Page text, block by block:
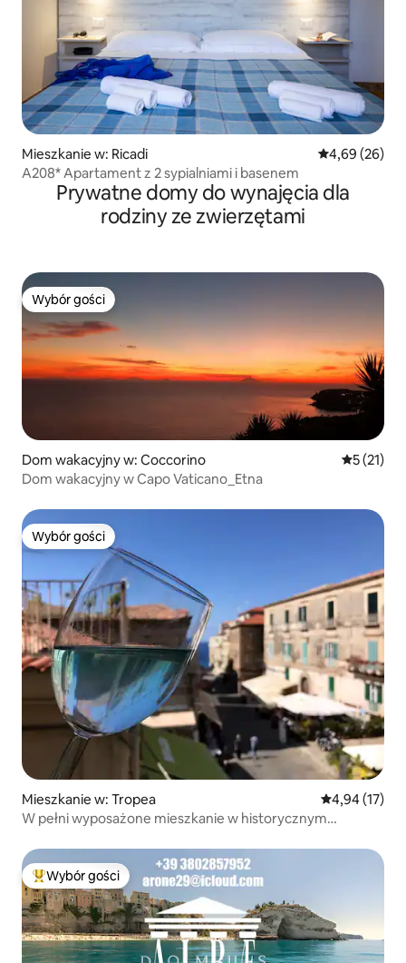
Mieszkanie w: Ricadi Średnia
4,69 (26)
A208* Apartament z 2 sypialniami i basenem
Prywatne domy do wynajęcia dla
rodziny ze zwierzętami
Wybór gości
Wybór gości
Dom wakacyjny w: Coccorino Średnia
5 (21)
Dom wakacyjny w Capo Vaticano_Etna
Wybór gości
Wybór gości
Mieszkanie w: Tropea Średnia
4,94 (17)
W pełni wyposażone mieszkanie w historycznym
Najpopularniejsze z kategorii Wybór gości
Wybór gości